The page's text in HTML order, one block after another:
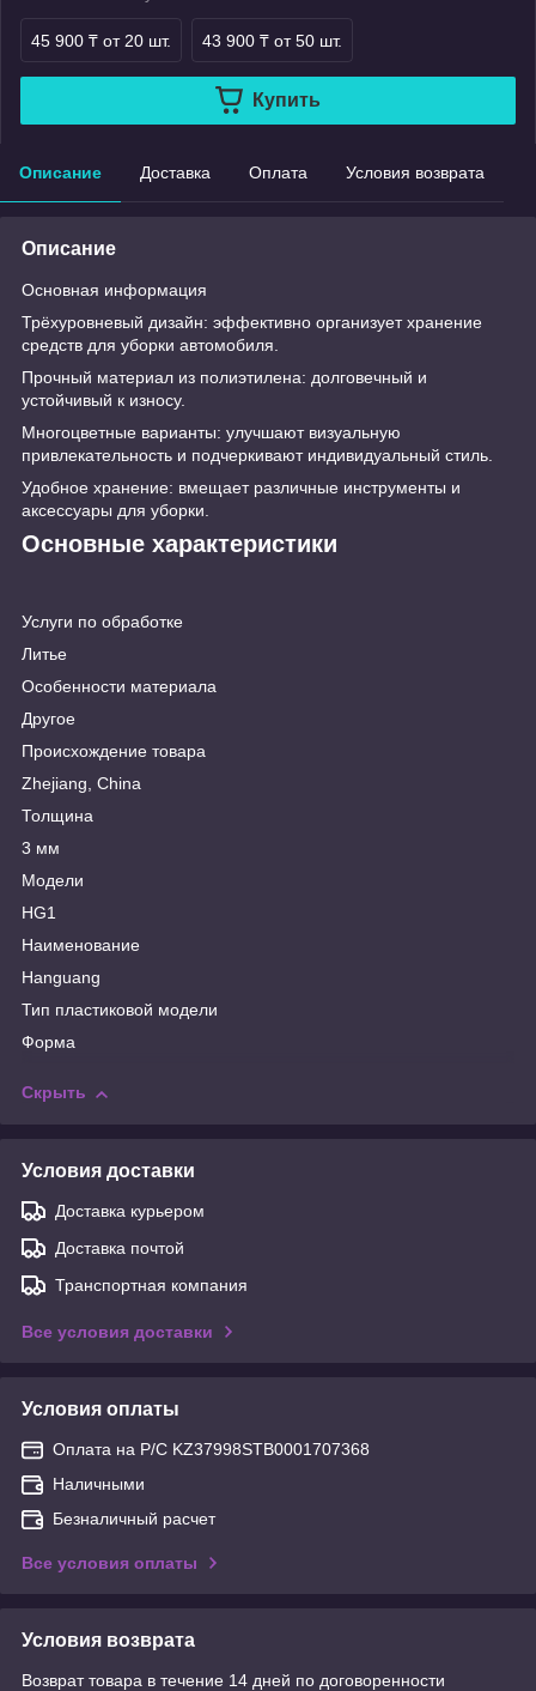
45 900 ₸ от 20 шт. 43 900 ₸ от 50 шт.
Купить
Описание Доставка Оплата Условия возврата
Описание
Основная информация
Трёхуровневый дизайн: эффективно организует хранение
средств для уборки автомобиля.
Прочный материал из полиэтилена: долговечный и
устойчивый к износу.
Многоцветные варианты: улучшают визуальную
привлекательность и подчеркивают индивидуальный стиль.
Удобное хранение: вмещает различные инструменты и
аксессуары для уборки.
Основные характеристики
Услуги по обработке
Литье
Особенности материала
Другое
Происхождение товара
Zhejiang, China
Толщина
3 мм
Модели
HG1
Наименование
Hanguang
Тип пластиковой модели
Форма
Скрыть
Условия доставки
Доставка курьером
Доставка почтой
Транспортная компания
Все условия доставки
Условия оплаты
Оплата на Р/С KZ37998STB0001707368
Наличными
Безналичный расчет
Все условия оплаты
Условия возврата
Возврат товара в течение 14 дней по договоренности